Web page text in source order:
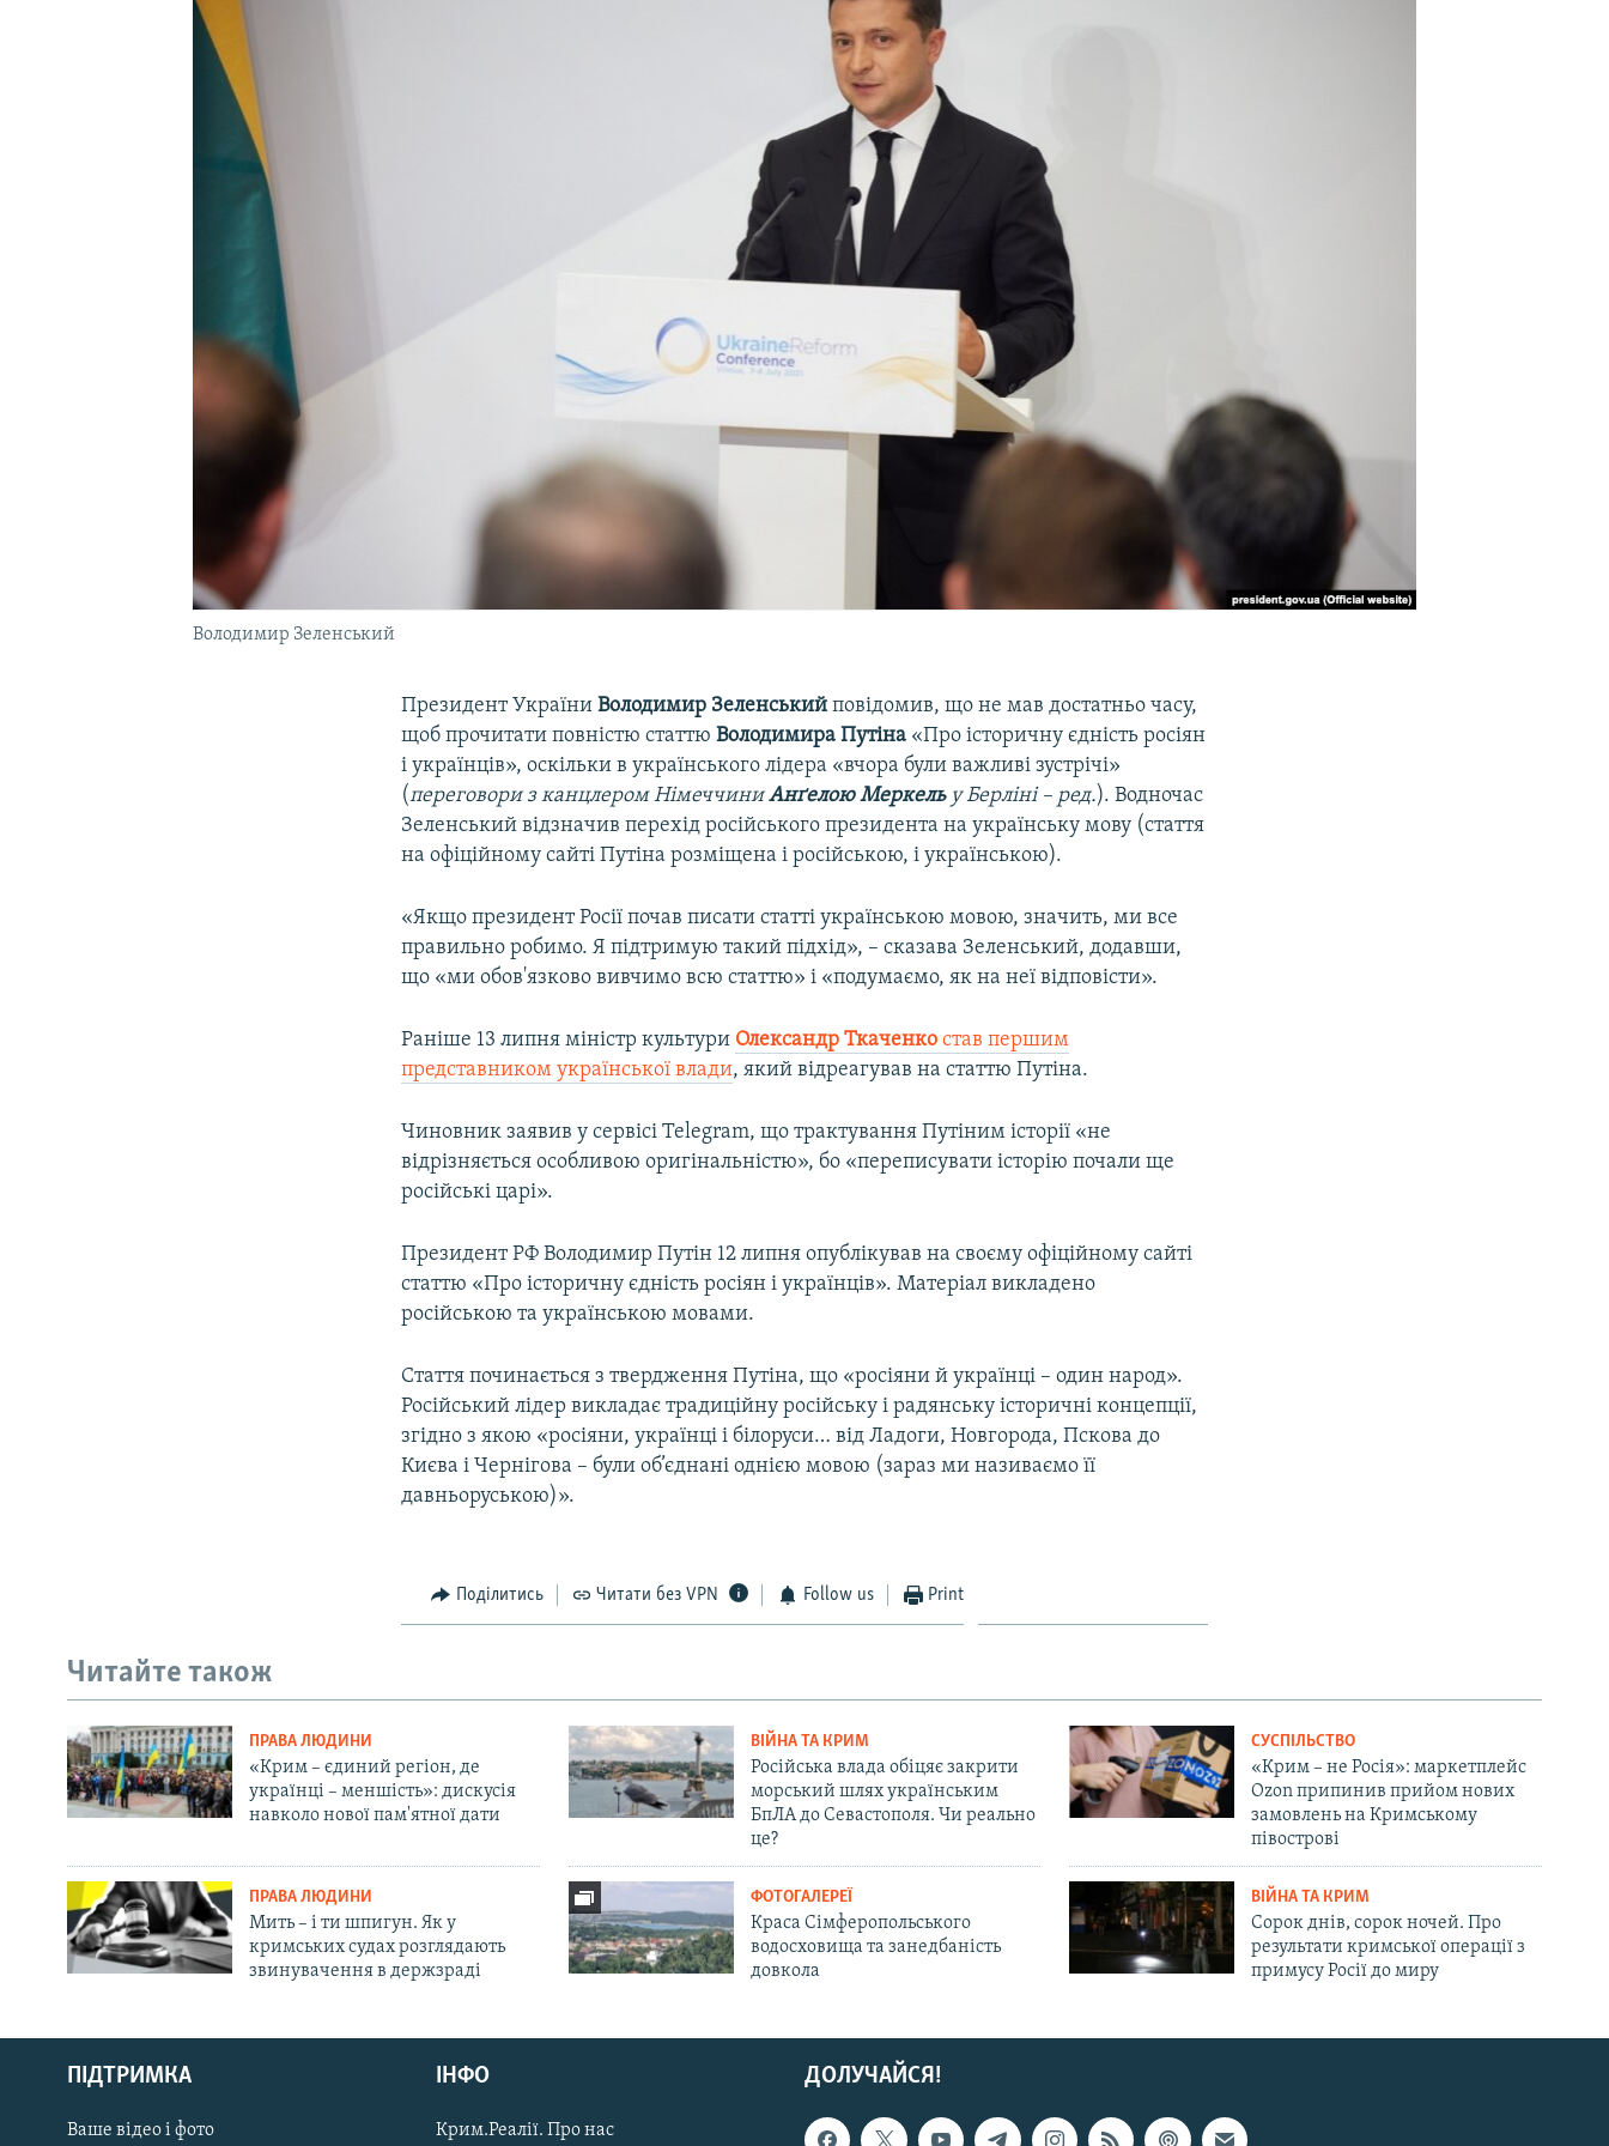
УКРАЇНСЬКА ПРОБЛЕМА КРИМУ
Русский
Qırımtatar
ДОЛУЧАЙСЯ!
Володимир Зеленський
Президент УкраїниВолодимир Зеленський повідомив, що не мав достатньо часу,
щоб прочитати повністю статтюВолодимира Путіна «Про історичну єдність росіян
і українців», оскільки в українського лідера «вчора були важливі зустрічі»
(переговори з канцлером НімеччиниАнґелою Меркельу Берліні – ред.). Водночас
Зеленський відзначив перехід російського президента на українську мову (стаття
на офіційному сайті Путіна розміщена і російською, і українською).
«Якщо президент Росії почав писати статті українською мовою, значить, ми все
правильно робимо. Я підтримую такий підхід», – сказава Зеленський, додавши,
що «ми обов'язково вивчимо всю статтю» і «подумаємо, як на неї відповісти».
Раніше 13 липня міністр культури Олександр Ткаченко став першим
представником української влади, який відреагував на статтю Путіна.
Чиновник заявив у сервісі Telegram, що трактування Путіним історії «не
відрізняється особливою оригінальністю», бо «переписувати історію почали ще
російські царі».
Президент РФ Володимир Путін 12 липня опублікував на своєму офіційному сайті
статтю «Про історичну єдність росіян і українців». Матеріал викладено
російською та українською мовами.
Стаття починається з твердження Путіна, що «росіяни й українці – один народ».
Російський лідер викладає традиційну російську і радянську історичні концепції,
згідно з якою «росіяни, українці і білоруси… від Ладоги, Новгорода, Пскова до
Києва і Чернігова – були об’єднані однією мовою (зараз ми називаємо її
давньоруською)».
Поділитись Читати без VPN Follow us Print
Читайте також
ПРАВА ЛЮДИНИ
«Крим – єдиний регіон, де
українці – меншість»: дискусія
навколо нової пам'ятної дати
ВІЙНА ТА КРИМ
Російська влада обіцяє закрити
морський шлях українським
БпЛА до Севастополя. Чи реально
це?
СУСПІЛЬСТВО
«Крим – не Росія»: маркетплейс
Ozon припинив прийом нових
замовлень на Кримському
півострові
ПРАВА ЛЮДИНИ
Мить – і ти шпигун. Як у
кримських судах розглядають
звинувачення в держзраді
ФОТОГАЛЕРЕЇ
Краса Сімферопольського
водосховища та занедбаність
довкола
ВІЙНА ТА КРИМ
Сорок днів, сорок ночей. Про
результати кримської операції з
примусу Росії до миру
ДОЛУЧАЙСЯ!
ПІДТРИМКА
Ваше відео і фото
ІНФО
Крим.Реалії. Про нас